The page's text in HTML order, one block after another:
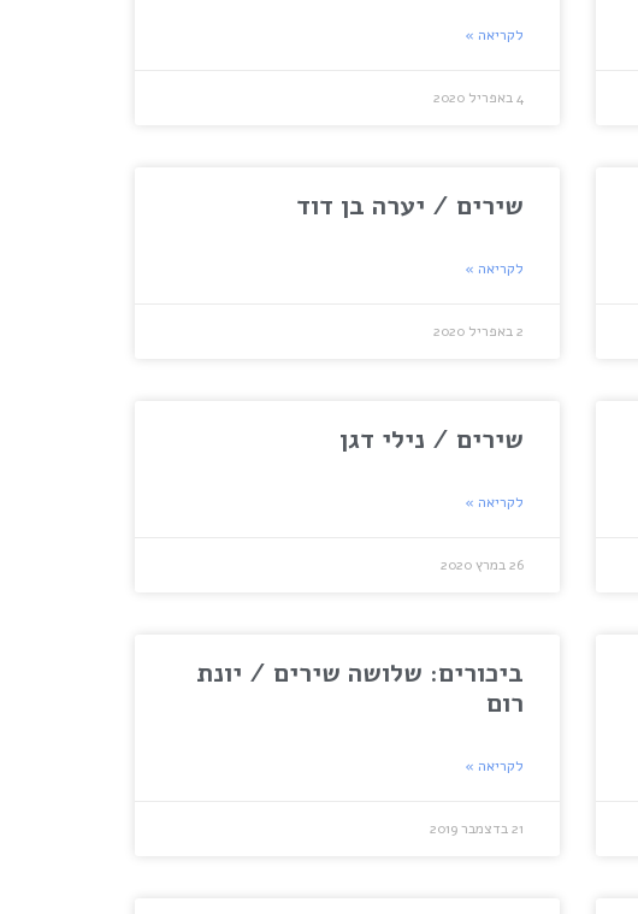
לקריאה »
4 באפריל 2020
שירים / יערה בן דוד
לקריאה »
2 באפריל 2020
שירים / נילי דגן
לקריאה »
26 במרץ 2020
ביכורים: שלושה שירים / יונת
רום
לקריאה »
21 בדצמבר 2019